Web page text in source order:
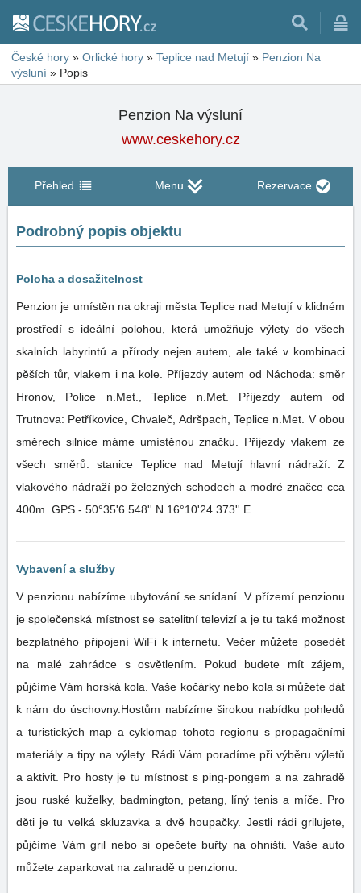
České hory » Orlické hory » Teplice nad Metují » Penzion Na
výsluní » Popis
Penzion Na výsluní
www.ceskehory.cz
Přehled Menu Rezervace
Podrobný popis objektu
Poloha a dosažitelnost
Penzion je umístěn na okraji města Teplice nad Metují v klidném
prostředí s ideální polohou, která umožňuje výlety do všech
skalních labyrintů a přírody nejen autem, ale také v kombinaci
pěších tůr, vlakem i na kole. Příjezdy autem od Náchoda: směr
Hronov, Police n.Met., Teplice n.Met. Příjezdy autem od
Trutnova: Petříkovice, Chvaleč, Adršpach, Teplice n.Met. V obou
směrech silnice máme umístěnou značku. Příjezdy vlakem ze
všech směrů: stanice Teplice nad Metují hlavní nádraží. Z
vlakového nádraží po železných schodech a modré značce cca
400m. GPS - 50°35'6.548'' N 16°10'24.373'' E
Vybavení a služby
V penzionu nabízíme ubytování se snídaní. V přízemí penzionu
je společenská místnost se satelitní televizí a je tu také možnost
bezplatného připojení WiFi k internetu. Večer můžete posedět
na malé zahrádce s osvětlením. Pokud budete mít zájem,
půjčíme Vám horská kola. Vaše kočárky nebo kola si můžete dát
k nám do úschovny.Hostům nabízíme širokou nabídku pohledů
a turistických map a cyklomap tohoto regionu s propagačními
materiály a tipy na výlety. Rádi Vám poradíme při výběru výletů
a aktivit. Pro hosty je tu místnost s ping-pongem a na zahradě
jsou ruské kuželky, badmington, petang, líný tenis a míče. Pro
děti je tu velká skluzavka a dvě houpačky. Jestli rádi grilujete,
půjčíme Vám gril nebo si opečete buřty na ohništi. Vaše auto
můžete zaparkovat na zahradě u penzionu.